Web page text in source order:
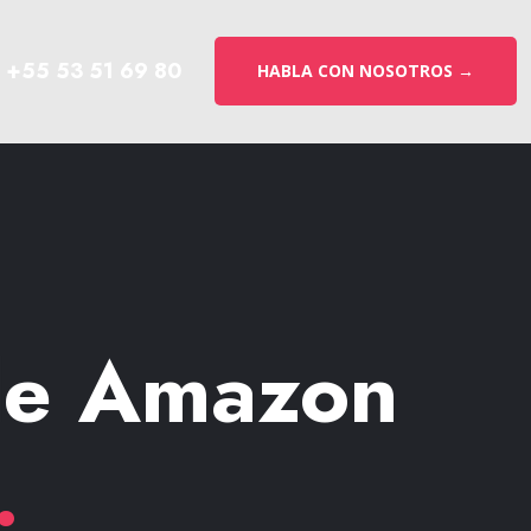
HABLA CON NOSOTROS →
Amazon